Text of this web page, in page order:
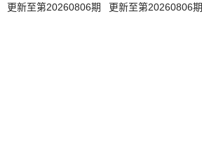
更新至第20260806期 更新至第20260806期